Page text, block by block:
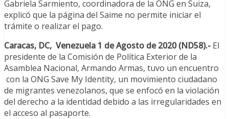
Gabriela Sarmiento, coordinadora de la ONG en Suiza,
explicó que la página del Saime no permite iniciar el
trámite o realizar el pago.
Caracas, DC, Venezuela 1 de Agosto de 2020 (ND58).- El
presidente de la Comisión de Política Exterior de la
Asamblea Nacional, Armando Armas, tuvo un encuentro
con la ONG Save My Identity, un movimiento ciudadano
de migrantes venezolanos, que se enfocó en la violación
del derecho a la identidad debido a las irregularidades en
el acceso al pasaporte.